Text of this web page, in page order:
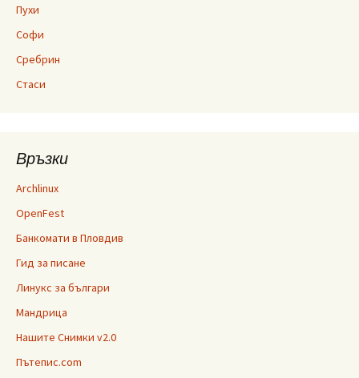
Пухи
Софи
Сребрин
Стаси
Връзки
Archlinux
OpenFest
Банкомати в Пловдив
Гид за писане
Линукс за българи
Мандрица
Нашите Снимки v2.0
Пътепис.com